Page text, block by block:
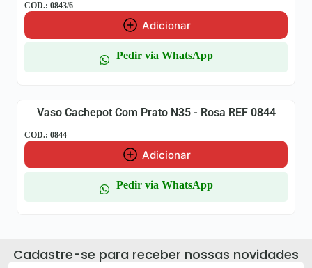
COD.: 0843/6
Adicionar
Pedir via WhatsApp
Vaso Cachepot Com Prato N35 - Rosa REF 0844
COD.: 0844
Adicionar
Pedir via WhatsApp
Cadastre-se para receber nossas novidades